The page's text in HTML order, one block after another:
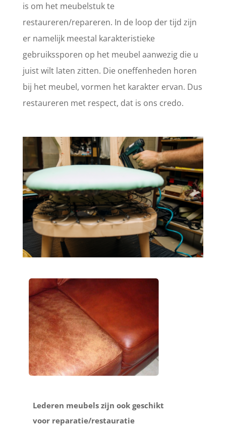
is om het meubelstuk te
restaureren/repareren. In de loop der tijd zijn
er namelijk meestal karakteristieke
gebruikssporen op het meubel aanwezig die u
juist wilt laten zitten. Die oneffenheden horen
bij het meubel, vormen het karakter ervan. Dus
restaureren met respect, dat is ons credo.
Lederen meubels zijn ook geschikt
voor reparatie/restauratie